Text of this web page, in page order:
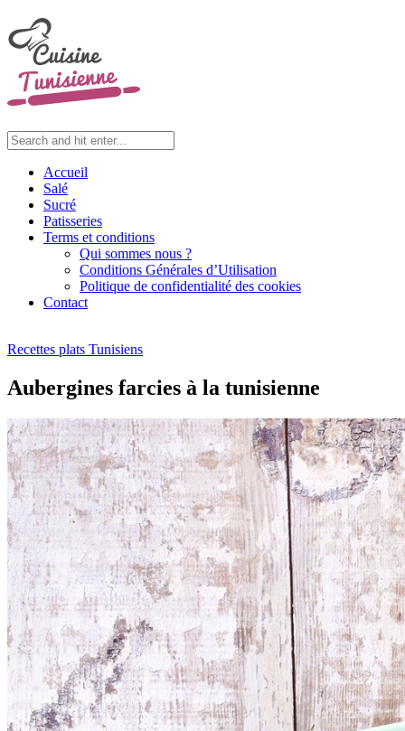
Accueil
Salé
Sucré
Patisseries
Terms et conditions
Qui sommes nous ?
Conditions Générales d’Utilisation
Politique de confidentialité des cookies
Contact
Recettes plats Tunisiens
Aubergines farcies à la tunisienne